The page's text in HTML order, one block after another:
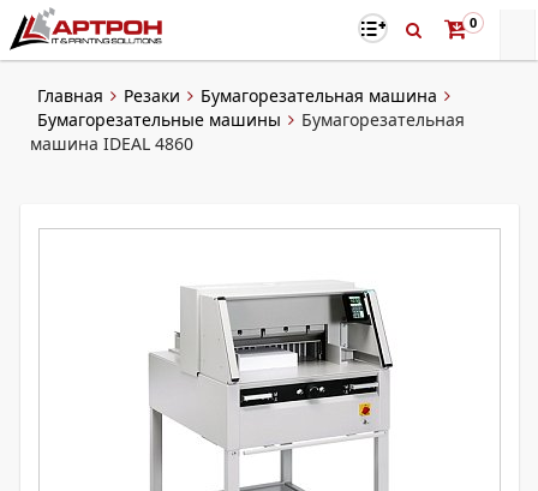
0
Главная Резаки
Бумагорезательная машина
Бумагорезательные машины
Бумагорезательная
машина IDEAL 4860